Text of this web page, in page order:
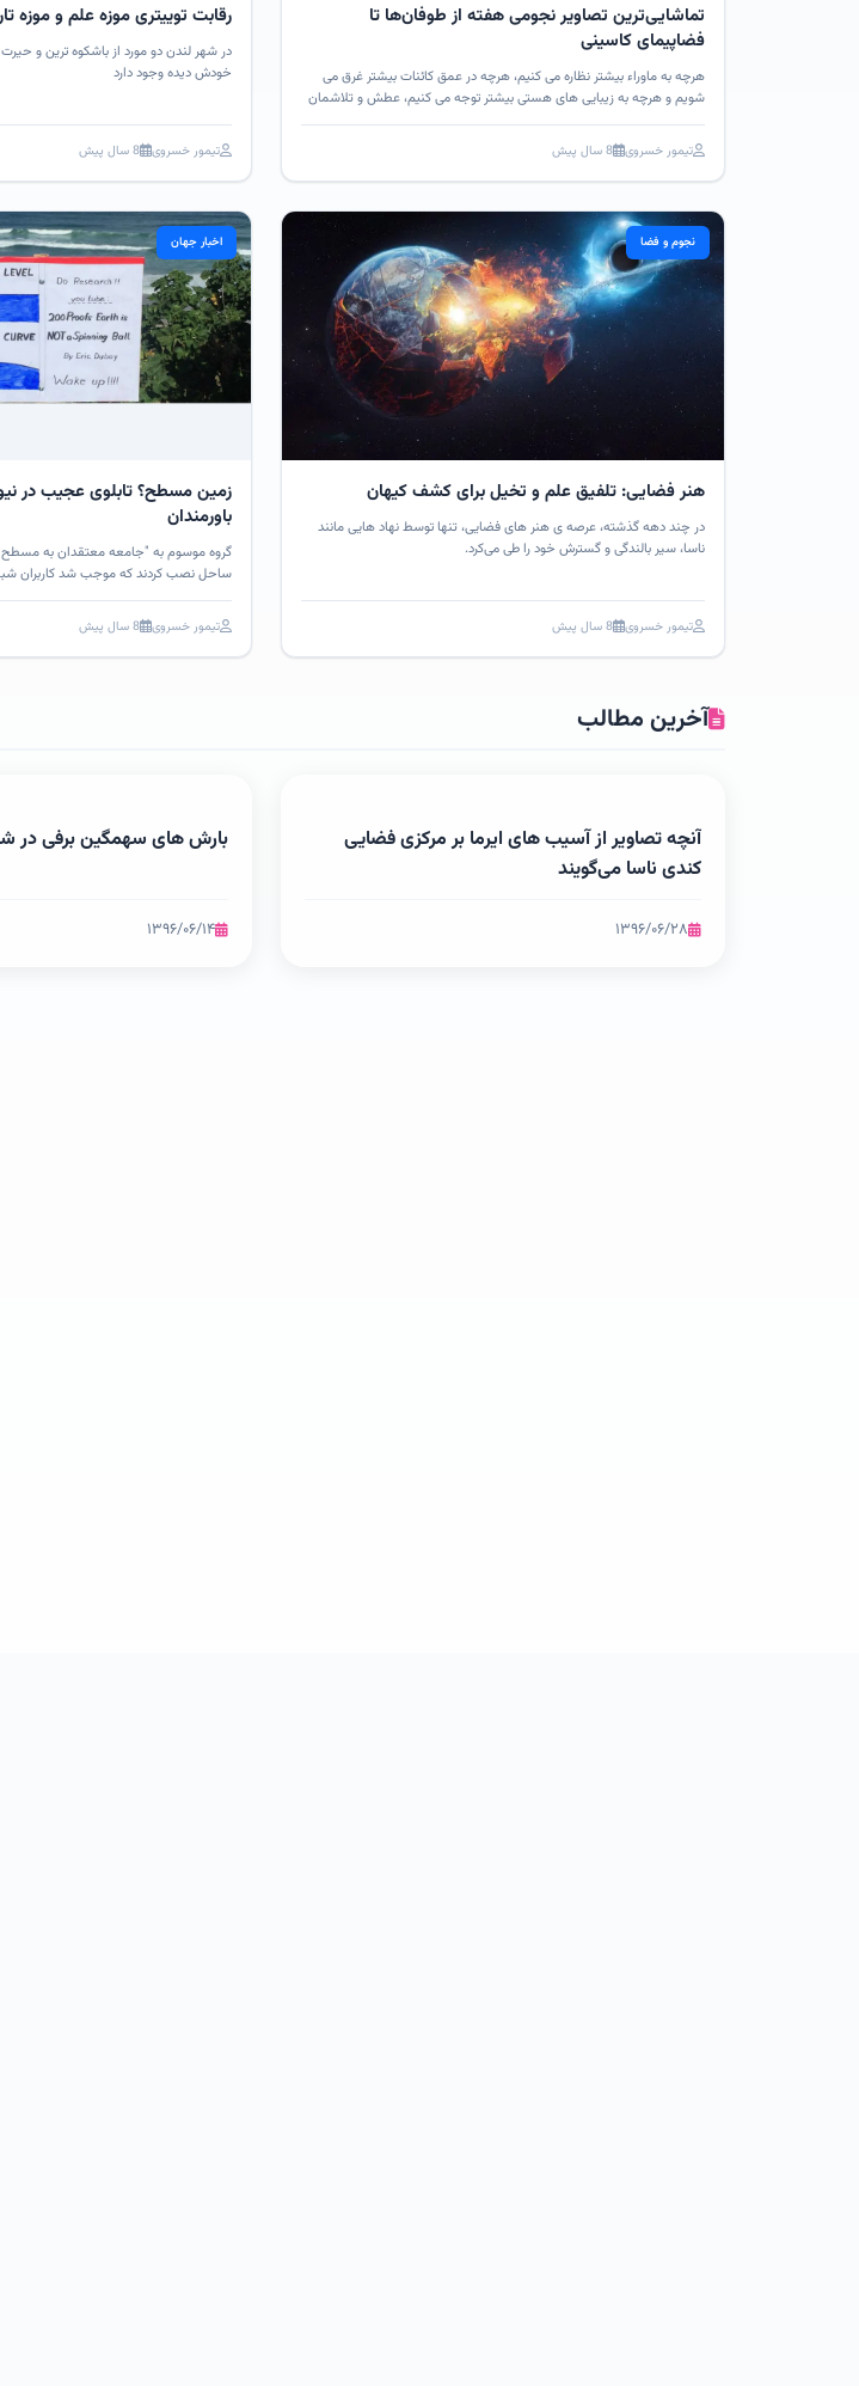
تماشایی‌ترین تصاویر نجومی هفته از طوفان‌ها تا
فضاپیمای کاسینی
هرچه به ماوراء بیشتر نظاره می کنیم، هرچه در عمق کائنات بیشتر غرق می
شویم و هرچه به زیبایی های هستی بیشتر توجه می کنیم، عطش و تلاشمان
برای فهم رموز و اسرار جهان بیشتر می شود.
تیمور خسروی 8 سال پیش
رقابت توییتری موزه علم و موزه
در شهر لندن دو مورد از باشکوه ترین و
خودش دیده وجود دارد‌
تیمور خسروی 8 سال پیش
نجوم و فضا
هنر فضایی: تلفیق علم و تخیل برای کشف کیهان
در چند دهه گذشته، عرصه ی هنر های فضایی، تنها توسط نهاد هایی مانند
ناسا، سیر بالندگی و گسترش خود را طی می‌کرد.
تیمور خسروی 8 سال پیش
اخبار جهان
زمین مسطح؟ تابلوی عجیب در
باورمندان
گروه موسوم به "جامعه معتقدان به مسطح
ساحل نصب کردند که موجب شد کاربران
بیاندازند.
تیمور خسروی 8 سال پیش
آخرین مطالب
آنچه تصاویر از آسیب های ایرما بر مرکزی فضایی
کندی ناسا می‌گویند
۱۳۹۶/۰۶/۲۸
بارش های سهمگین برفی در
۱۳۹۶/۰۶/۱۴